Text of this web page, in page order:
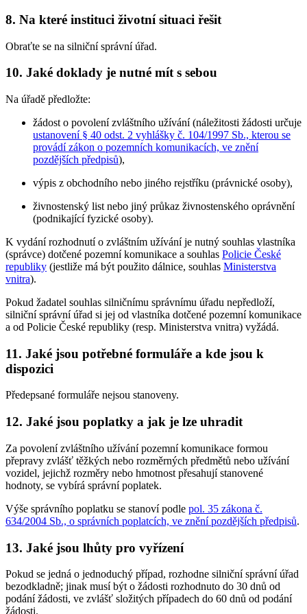
8. Na které instituci životní situaci řešit
Obraťte se na silniční správní úřad.
10. Jaké doklady je nutné mít s sebou
Na úřadě předložte:
žádost o povolení zvláštního užívání (náležitosti žádosti určuje
ustanovení § 40 odst. 2 vyhlášky č. 104/1997 Sb., kterou se
provádí zákon o pozemních komunikacích, ve znění
pozdějších předpisů),
výpis z obchodního nebo jiného rejstříku (právnické osoby),
živnostenský list nebo jiný průkaz živnostenského oprávnění
(podnikající fyzické osoby).
K vydání rozhodnutí o zvláštním užívání je nutný souhlas vlastníka
(správce) dotčené pozemní komunikace a souhlas Policie České
republiky (jestliže má být použito dálnice, souhlas Ministerstva
vnitra).
Pokud žadatel souhlas silničnímu správnímu úřadu nepředloží,
silniční správní úřad si jej od vlastníka dotčené pozemní komunikace
a od Policie České republiky (resp. Ministerstva vnitra) vyžádá.
11. Jaké jsou potřebné formuláře a kde jsou k
dispozici
Předepsané formuláře nejsou stanoveny.
12. Jaké jsou poplatky a jak je lze uhradit
Za povolení zvláštního užívání pozemní komunikace formou
přepravy zvlášť těžkých nebo rozměrných předmětů nebo užívání
vozidel, jejichž rozměry nebo hmotnost přesahují stanovené
hodnoty, se vybírá správní poplatek.
Výše správního poplatku se stanoví podle pol. 35 zákona č.
634/2004 Sb., o správních poplatcích, ve znění pozdějších předpisů.
13. Jaké jsou lhůty pro vyřízení
Pokud se jedná o jednoduchý případ, rozhodne silniční správní úřad
bezodkladně; jinak musí být o žádosti rozhodnuto do 30 dnů od
podání žádosti, ve zvlášť složitých případech do 60 dnů od podání
žádosti.